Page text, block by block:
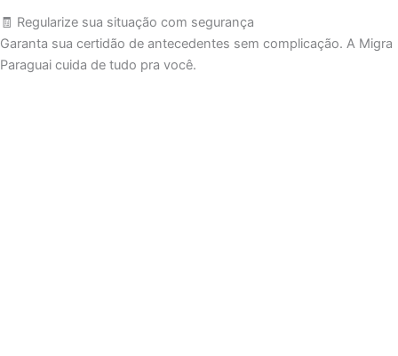
🧾 Regularize sua situação com segurança
Garanta sua certidão de antecedentes sem complicação. A Migra
Paraguai cuida de tudo pra você.